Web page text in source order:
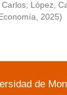
; López,
, 2025)
de